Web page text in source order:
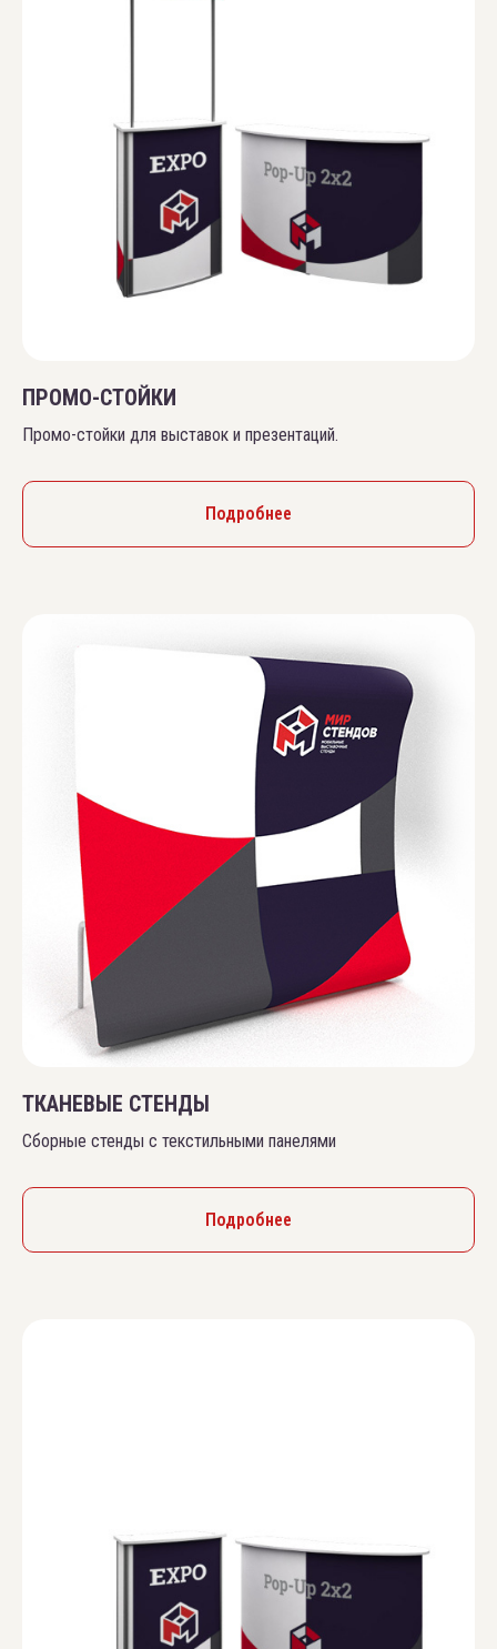
ПРОМО-СТОЙКИ
Промо-стойки для выставок и презентаций.
Подробнее
ТКАНЕВЫЕ СТЕНДЫ
Сборные стенды с текстильными панелями
Подробнее